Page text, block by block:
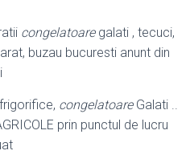
congelatoaregalati , tecuci,
buzau bucuresti anunt din
congelatoareGalati ..
prin punctul de lucru